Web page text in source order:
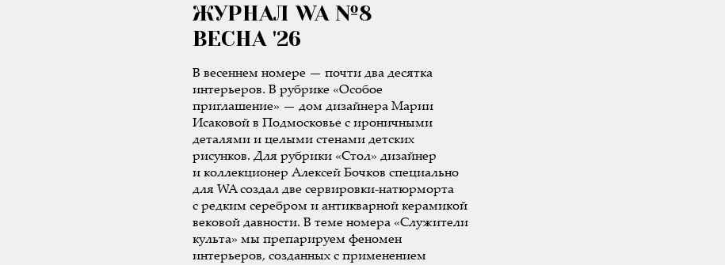
ЖУРНАЛ WA №8
ВЕСНА '26
В весеннем номере — почти два десятка
интерьеров. В рубрике «Особое
приглашение» — дом дизайнера Марии
Исаковой в Подмосковье с ироничными
деталями и целыми стенами детских
рисунков. Для рубрики «Стол» дизайнер
и коллекционер Алексей Бочков специально
для WA создал две сервировки-натюрморта
с редким серебром и антикварной керамикой
вековой давности. В теме номера «Служители
культа» мы препарируем феномен
интерьеров, созданных с применением